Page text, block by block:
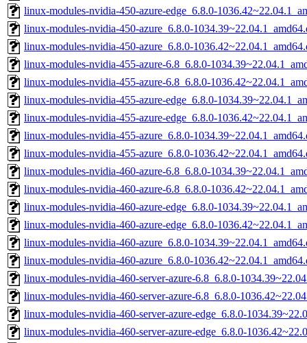
linux-modules-nvidia-450-azure-edge_6.8.0-
linux-modules-nvidia-450-azure_6.8.0-
linux-modules-nvidia-450-azure_6.8.0-
linux-modules-nvidia-455-azure-6.8_6.8.0-
linux-modules-nvidia-455-azure-6.8_6.8.0-
linux-modules-nvidia-455-azure-edge_6.8.0-
linux-modules-nvidia-455-azure-edge_6.8.0-
linux-modules-nvidia-455-azure_6.8.0-
linux-modules-nvidia-455-azure_6.8.0-
linux-modules-nvidia-460-azure-6.8_6.8.0-
linux-modules-nvidia-460-azure-6.8_6.8.0-
linux-modules-nvidia-460-azure-edge_6.8.0-
linux-modules-nvidia-460-azure-edge_6.8.0-
linux-modules-nvidia-460-azure_6.8.0-
linux-modules-nvidia-460-azure_6.8.0-
linux-modules-nvidia-460-server-azure-6.8_6.8.0-
linux-modules-nvidia-460-server-azure-6.8_6.8.0-
linux-modules-nvidia-460-server-azure-edge_6.8.0-
linux-modules-nvidia-460-server-azure-edge_6.8.0-